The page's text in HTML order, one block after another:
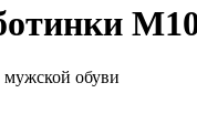
мужской обуви